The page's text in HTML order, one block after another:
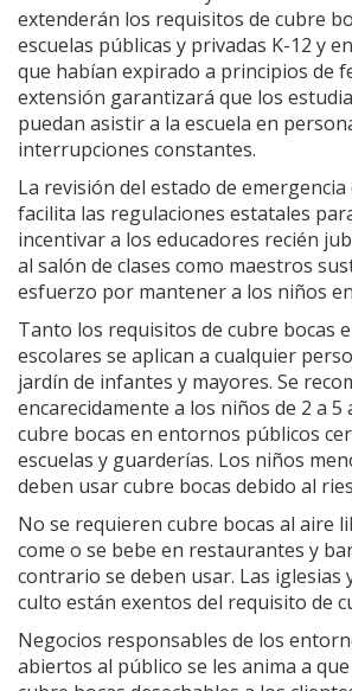
extenderán los requisitos de cubre
escuelas públicas y privadas K-12 y
que habían expirado a principios de
extensión garantizará que los
puedan asistir a la escuela en
interrupciones constantes.
La revisión del estado de
facilita las regulaciones estatales
incentivar a los educadores recién
al salón de clases como maestros
esfuerzo por mantener a los niños
Tanto los requisitos de cubre bocas
escolares se aplican a cualquier
jardín de infantes y mayores. Se
encarecidamente a los niños de 2 a 5
cubre bocas en entornos públicos
escuelas y guarderías. Los niños
deben usar cubre bocas debido al
No se requieren cubre bocas al aire
come o se bebe en restaurantes y
contrario se deben usar. Las iglesias
culto están exentos del requisito de
Negocios responsables de los
abiertos al público se les anima a